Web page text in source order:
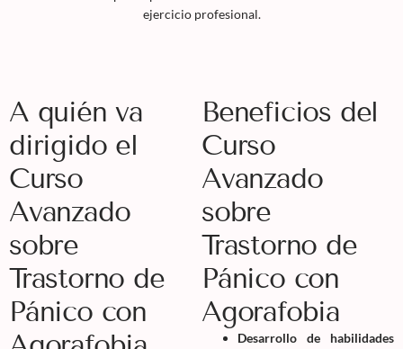
ejercicio profesional.
A quién va
dirigido el
Curso
Avanzado
sobre
Trastorno de
Pánico con
Beneficios del
Curso
Avanzado
sobre
Trastorno de
Pánico con
Agorafobia
Desarrollo de habilidades